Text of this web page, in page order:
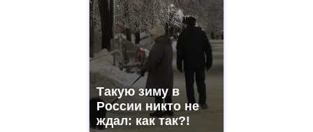
Такую зиму в
России никто не
ждал: как так?!